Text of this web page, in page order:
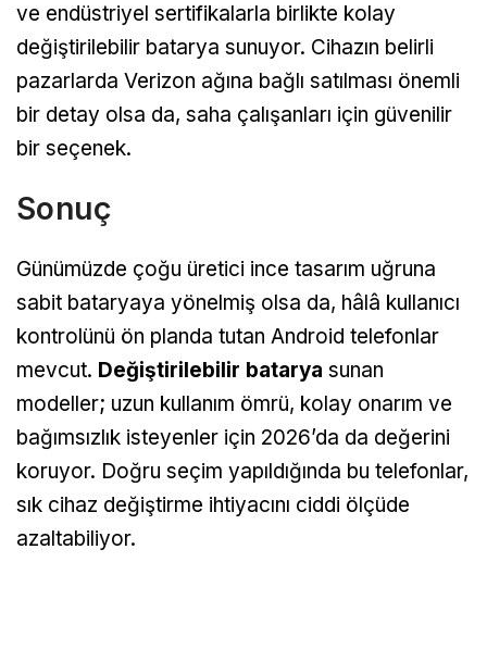
ve endüstriyel sertifikalarla birlikte kolay
değiştirilebilir batarya sunuyor. Cihazın belirli
pazarlarda Verizon ağına bağlı satılması önemli
bir detay olsa da, saha çalışanları için güvenilir
bir seçenek.
Sonuç
Günümüzde çoğu üretici ince tasarım uğruna
sabit bataryaya yönelmiş olsa da, hâlâ kullanıcı
kontrolünü ön planda tutan Android telefonlar
mevcut. Değiştirilebilir batarya sunan
modeller; uzun kullanım ömrü, kolay onarım ve
bağımsızlık isteyenler için 2026’da da değerini
koruyor. Doğru seçim yapıldığında bu telefonlar,
sık cihaz değiştirme ihtiyacını ciddi ölçüde
azaltabiliyor.